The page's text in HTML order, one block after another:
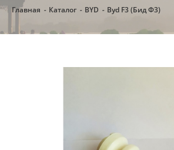
Главная Каталог BYD Byd F3 (Бид Ф3)